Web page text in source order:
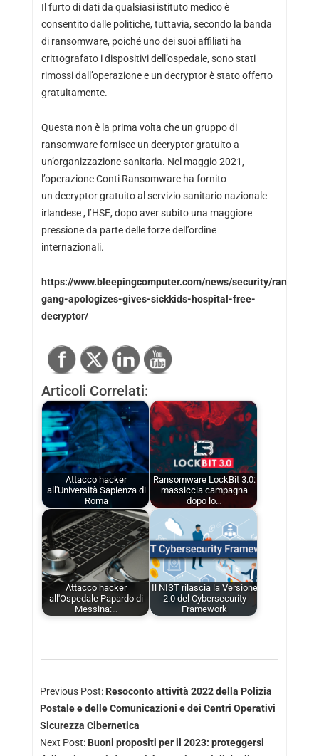
Il furto di dati da qualsiasi istituto medico è
consentito dalle politiche, tuttavia, secondo la banda
di ransomware, poiché uno dei suoi affiliati ha
crittografato i dispositivi dell’ospedale, sono stati
rimossi dall’operazione e un decryptor è stato offerto
gratuitamente.
Questa non è la prima volta che un gruppo di
ransomware fornisce un decryptor gratuito a
un’organizzazione sanitaria. Nel maggio 2021,
l’operazione Conti Ransomware ha fornito
un decryptor gratuito al servizio sanitario nazionale
irlandese , l’HSE, dopo aver subito una maggiore
pressione da parte delle forze dell’ordine
internazionali.
https://www.bleepingcomputer.com/news/security/
gang-apologizes-gives-sickkids-hospital-free-
decryptor/
Articoli Correlati:
Attacco hacker
all'Università Sapienza di
Roma
Ransomware LockBit 3.0:
massiccia campagna
dopo lo…
Attacco hacker
all'Ospedale Papardo di
Messina:…
Il NIST rilascia la Versione
2.0 del Cybersecurity
Framework
Previous Post: Resoconto attività 2022 della Polizia
Postale e delle Comunicazioni e dei Centri Operativi
Sicurezza Cibernetica
Next Post: Buoni propositi per il 2023: proteggersi